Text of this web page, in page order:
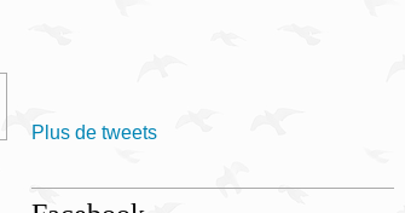
Plus de tweets